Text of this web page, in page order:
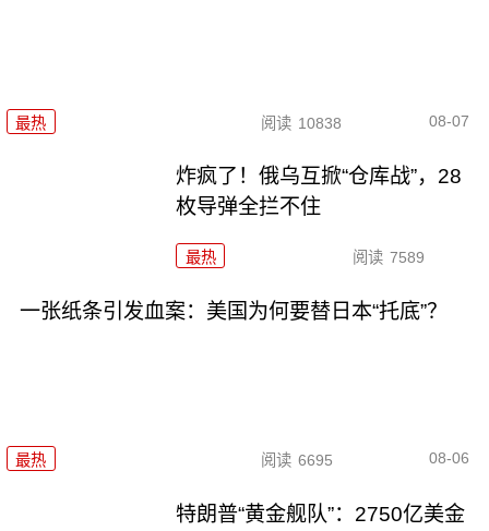
最热 阅读 10838 08-07
炸疯了！俄乌互掀“仓库战”，28
枚导弹全拦不住
最热 阅读 7589
一张纸条引发血案：美国为何要替日本“托底”？
最热 阅读 6695 08-06
特朗普“黄金舰队”：2750亿美金